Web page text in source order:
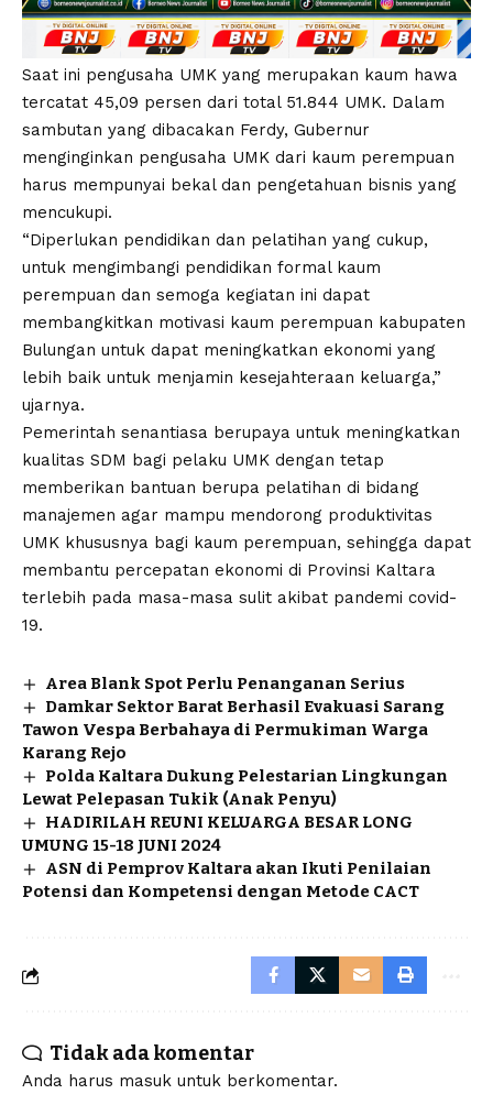
Saat ini pengusaha UMK yang merupakan kaum hawa
tercatat 45,09 persen dari total 51.844 UMK. Dalam
sambutan yang dibacakan Ferdy, Gubernur
menginginkan pengusaha UMK dari kaum perempuan
harus mempunyai bekal dan pengetahuan bisnis yang
mencukupi.
“Diperlukan pendidikan dan pelatihan yang cukup,
untuk mengimbangi pendidikan formal kaum
perempuan dan semoga kegiatan ini dapat
membangkitkan motivasi kaum perempuan kabupaten
Bulungan untuk dapat meningkatkan ekonomi yang
lebih baik untuk menjamin kesejahteraan keluarga,”
ujarnya.
Pemerintah senantiasa berupaya untuk meningkatkan
kualitas SDM bagi pelaku UMK dengan tetap
memberikan bantuan berupa pelatihan di bidang
manajemen agar mampu mendorong produktivitas
UMK khususnya bagi kaum perempuan, sehingga dapat
membantu percepatan ekonomi di Provinsi Kaltara
terlebih pada masa-masa sulit akibat pandemi covid-
19.
Area Blank Spot Perlu Penanganan Serius
Damkar Sektor Barat Berhasil Evakuasi Sarang
Tawon Vespa Berbahaya di Permukiman Warga
Karang Rejo
Polda Kaltara Dukung Pelestarian Lingkungan
Lewat Pelepasan Tukik (Anak Penyu)
HADIRILAH REUNI KELUARGA BESAR LONG
UMUNG 15-18 JUNI 2024
ASN di Pemprov Kaltara akan Ikuti Penilaian
Potensi dan Kompetensi dengan Metode CACT
Tidak ada komentar
Anda harus masuk untuk berkomentar.